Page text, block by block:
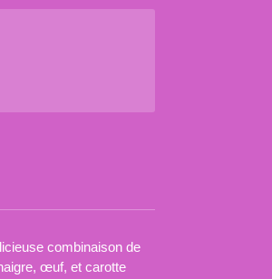
combinaison de
œuf, et carotte